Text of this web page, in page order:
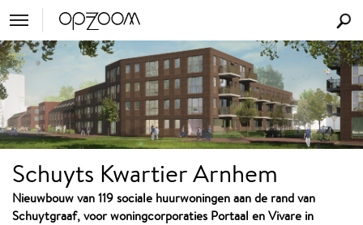
Schuyts Kwartier Arnhem
Nieuwbouw van 119 sociale huurwoningen aan de rand van
Schuytgraaf, voor woningcorporaties Portaal en Vivare in